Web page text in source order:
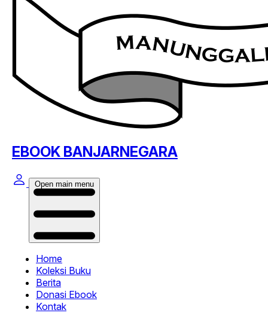
EBOOK BANJARNEGARA
Open main menu
Home
Koleksi Buku
Berita
Donasi Ebook
Kontak